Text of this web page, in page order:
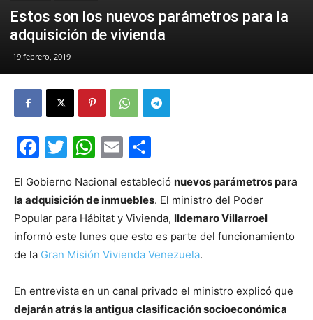
Estos son los nuevos parámetros para la
adquisición de vivienda
19 febrero, 2019
Facebook
Twitter
WhatsApp
Email
El Gobierno Nacional estableció nuevos parámetros para
la adquisición de inmuebles. El ministro del Poder
Popular para Hábitat y Vivienda, Ildemaro Villarroel
informó este lunes que esto es parte del funcionamiento
de la Gran Misión Vivienda Venezuela.
En entrevista en un canal privado el ministro explicó que
dejarán atrás la antigua clasificación socioeconómica